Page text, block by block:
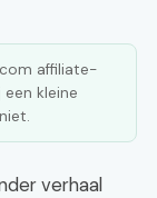
affiliate-
kleine
verhaal